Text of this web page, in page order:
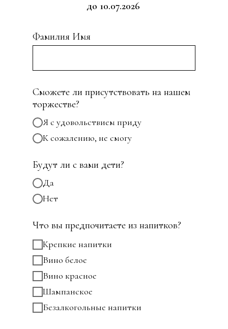
до 10.07.2026
Фамилия Имя
Сможете ли присутствовать на нашем
торжестве?
Я с удовольствием приду
К сожалению, не смогу
Будут ли с вами дети?
Да
Нет
Что вы предпочитаете из напитков?
Крепкие напитки
Вино белое
Вино красное
Шампанское
Безалкогольные напитки